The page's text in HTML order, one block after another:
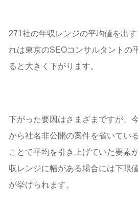
271社の年収レンジの平均値を出
れは東京のSEOコンサルタントの
ると大きく下がります。
下がった要因はさまざまですが、
から社名非公開の案件を省いてい
ことで平均を引き上げていた要素
収レンジに幅がある場合には下限
が挙げられます。